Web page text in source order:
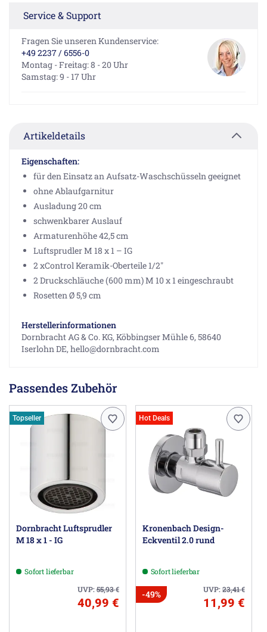
Service & Support
Fragen Sie unseren Kundenservice:
+49 2237 / 6556-0
Montag - Freitag: 8 - 20 Uhr
Samstag: 9 - 17 Uhr
Artikeldetails
Eigenschaften:
für den Einsatz an Aufsatz-Waschschüsseln geeignet
ohne Ablaufgarnitur
Ausladung 20 cm
schwenkbarer Auslauf
Armaturenhöhe 42,5 cm
Luftsprudler M 18 x 1 – IG
2 xControl Keramik-Oberteile 1/2"
2 Druckschläuche (600 mm) M 10 x 1 eingeschraubt
Rosetten Ø 5,9 cm
Herstellerinformationen
Dornbracht AG & Co. KG, Köbbingser Mühle 6, 58640
Iserlohn DE, hello@dornbracht.com
Passendes Zubehör
Topseller
Dornbracht Luftsprudler
M 18 x 1 - IG
Sofort lieferbar
UVP:55,93€
40,99 €
Hot Deals
Kronenbach Design-
Eckventil 2.0 rund
Sofort lieferbar
UVP:23,41€
-49%
11,99 €